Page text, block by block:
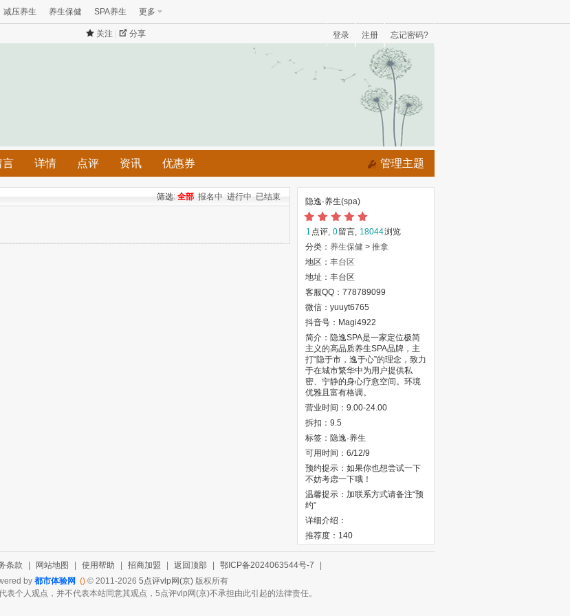
减压养生 养生保健 SPA养生 更多
忘记密码?
注册
登录
关注 分享
言 详情 点评 资讯 优惠券 管理主题
筛选: 全部 报名中 进行中 已结束 隐逸·养生(spa)
1 点评, 0留言, 18044浏览
分类： 养生保健 > 推拿
地区： 丰台区
地址：丰台区
客服QQ：778789099
微信：yuuyt6765
抖音号：Magi4922
简介：隐逸SPA‌是一家定位极简
主义的高品质养生SPA品牌，主
打“隐于市，逸于心”的理念，致力
于在城市繁华中为用户提供私
密、宁静的身心疗愈空间。环境
优雅且富有格调。
营业时间：9.00-24.00
拆扣：9.5
标签：隐逸·养生
可用时间：6/12/9
预约提示：如果你也想尝试一下
不妨考虑一下哦！
温馨提示：加联系方式请备注“预
约”
详细介绍：
推荐度：140
条款 网站地图 使用帮助 招商加盟 返回顶部 鄂ICP备2024063544号-7
by 都市体验网 () © 2011-2026 5点评vlp网(京) 版权所有
表个人观点，并不代表本站同意其观点，5点评vlp网(京)不承担由此引起的法律责任。